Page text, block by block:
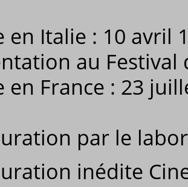
en Italie : 10 avril
au Festival
en France : 23
par le
inédite